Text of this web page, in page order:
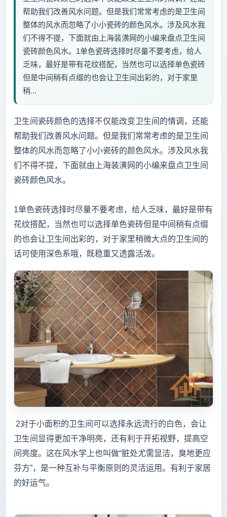
帮助我们改善风水问题。但是我们常常考虑的是卫生间
整体的风水而忽略了小小瓷砖的颜色风水。涉及风水我
们不得不提，下面就由上海装潢网的小编来盘点卫生间
瓷砖颜色风水。1单色瓷砖选择时尽量不要考虑，给人
乏味，最好是带有花纹搭配，当然也可以选择单色瓷砖
但是中间稍有点缀的也会让卫生间出彩的，对于家里
稍...
卫生间瓷砖颜色的选择不仅能改变卫生间的情调，还能
帮助我们改善风水问题。但是我们常常考虑的是卫生间
整体的风水而忽略了小小瓷砖的颜色风水。涉及风水我
们不得不提，下面就由上海装潢网的小编来盘点卫生间
瓷砖颜色风水。
1单色瓷砖选择时尽量不要考虑，给人乏味，最好是带有
花纹搭配，当然也可以选择单色瓷砖但是中间稍有点缀
的也会让卫生间出彩的，对于家里稍微大点的卫生间的
话可使用深色系哦，既稳重又透露活泼。
2对于小面积的卫生间可以选择永远流行的白色，会让
卫生间显得更加干净明亮，还有利于开拓视野，提高空
间亮度。这在风水学上也叫做“脏处尤需显洁，臭地更应
芬方”，是一种互补与平衡原则的灵活运用。有利于家居
的好运气。